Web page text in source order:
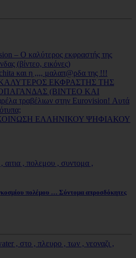
– Ο καλύτερος εκφραστής της
(βίντεο, εικόνες)
και η ,,,, μαλαπ@ρδα της !!!
ΚΑΛΥΤΕΡΟΣ ΕΚΦΡΑΣΤΗΣ ΤΗΣ
(ΒΙΝΤΕΟ ΚΑΙ
τραβέλιων στην Eurovision! Αυτά
ΕΛΛΗΝΙΚΟΥ ΨΗΦΙΑΚΟΥ
πολέμου … Σύντομα απροσδόκητες